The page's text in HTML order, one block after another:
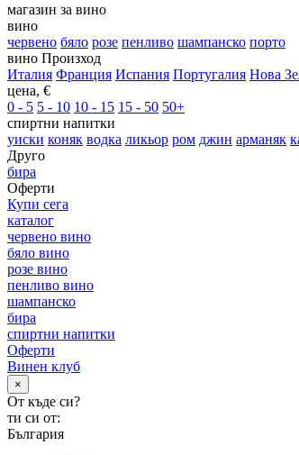
магазин за вино
вино
червено бяло розе пенливо шампанско порто
вино Произход
Италия Франция Испания Португалия Нова
цена, €
0 - 5 5 - 10 10 - 15 15 - 50 50+
спиртни напитки
уиски коняк водка ликьор ром джин арманяк
Друго
бира
Оферти
Купи сега
каталог
червено вино
бяло вино
розе вино
пенливо вино
шампанско
бира
спиртни напитки
Оферти
Винен клуб
×
От къде си?
ти си от:
България